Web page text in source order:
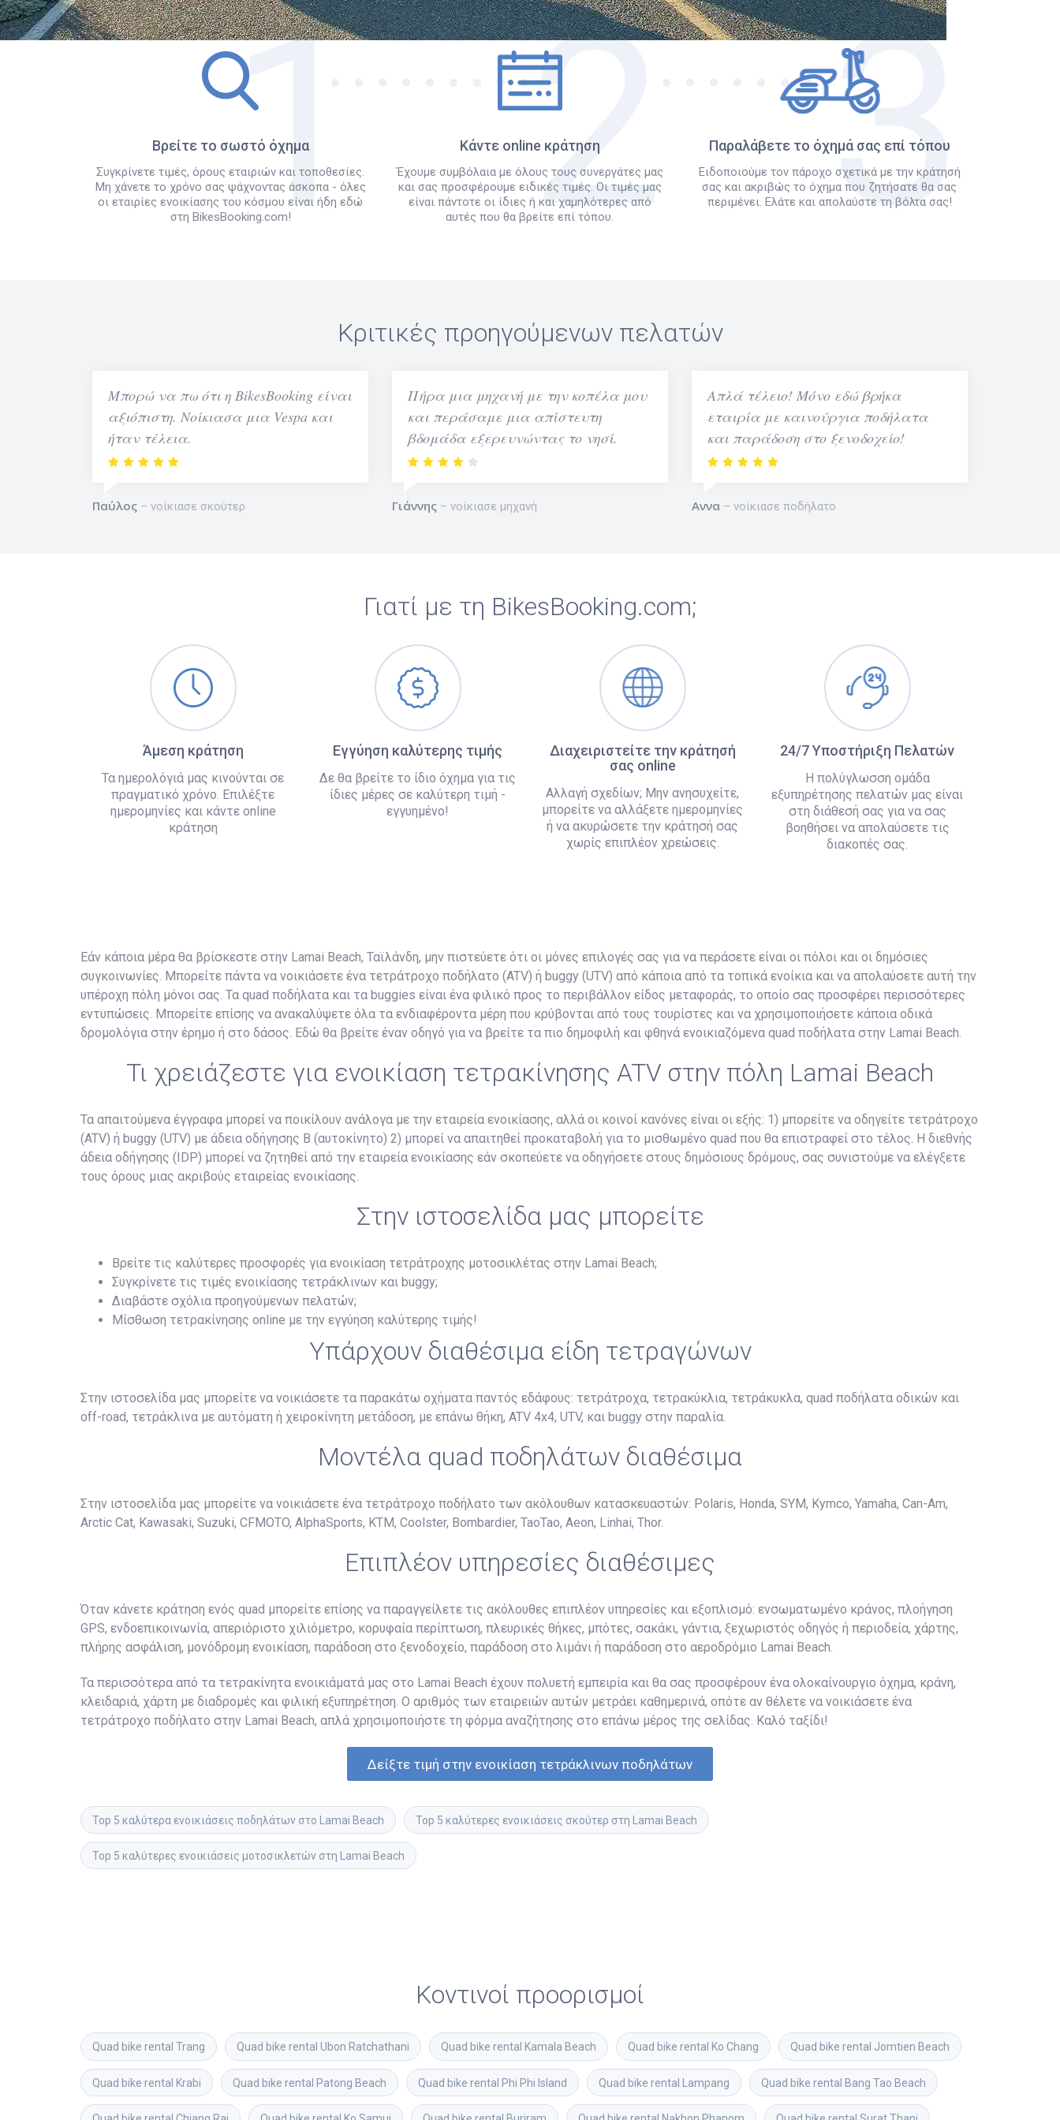
Πώς λειτουργεί
Βρείτε το σωστό όχημα
Συγκρίνετε τιμές, όρους εταιριών και τοποθεσίες.
Μη χάνετε το χρόνο σας ψάχνοντας άσκοπα - όλες
οι εταιρίες ενοικίασης του κόσμου είναι ήδη εδώ
στη BikesBooking.com!
Κάντε online κράτηση
Έχουμε συμβόλαια με όλους τους συνεργάτες μας
και σας προσφέρουμε ειδικές τιμές. Οι τιμές μας
είναι πάντοτε οι ίδιες ή και χαμηλότερες από
αυτές που θα βρείτε επί τόπου.
Παραλάβετε το όχημά σας επί τόπου
Ειδοποιούμε τον πάροχο σχετικά με την κράτησή
σας και ακριβώς το όχημα που ζητήσατε θα σας
περιμένει. Ελάτε και απολαύστε τη βόλτα σας!
Κριτικές προηγούμενων πελατών
Μπορώ να πω ότι η BikesBooking είναι
αξιόπιστη. Νοίκιασα μια Vespa και
ήταν τέλεια.
Παύλος νοίκιασε σκούτερ
Πήρα μια μηχανή με την κοπέλα μου
και περάσαμε μια απίστευτη
βδομάδα εξερευνώντας το νησί.
Γιάννης νοίκιασε μηχανή
Απλά τέλειο! Μόνο εδώ βρήκα
εταιρία με καινούργια ποδήλατα
και παράδοση στο ξενοδοχείο!
Αννα νοίκιασε ποδήλατο
Γιατί με τη BikesBooking.com;
Άμεση κράτηση
Τα ημερολόγιά μας κινούνται σε
πραγματικό χρόνο. Επιλέξτε
ημερομηνίες και κάντε online
κράτηση
Εγγύηση καλύτερης τιμής
Δε θα βρείτε το ίδιο όχημα για τις
ίδιες μέρες σε καλύτερη τιμή -
εγγυημένο!
Διαχειριστείτε την κράτησή
σας online
Αλλαγή σχεδίων; Μην ανησυχείτε,
μπορείτε να αλλάξετε ημερομηνίες
ή να ακυρώσετε την κράτησή σας
χωρίς επιπλέον χρεώσεις.
24/7 Υποστήριξη Πελατών
Η πολύγλωσση ομάδα
εξυπηρέτησης πελατών μας είναι
στη διάθεσή σας για να σας
βοηθήσει να απολαύσετε τις
διακοπές σας.
Εάν κάποια μέρα θα βρίσκεστε στην Lamai Beach, Ταϊλάνδη, μην πιστεύετε ότι οι μόνες επιλογές σας για να περάσετε είναι οι πόλοι και οι δημόσιες
συγκοινωνίες. Μπορείτε πάντα να νοικιάσετε ένα τετράτροχο ποδήλατο (ATV) ή buggy (UTV) από κάποια από τα τοπικά ενοίκια και να απολαύσετε αυτή την
υπέροχη πόλη μόνοι σας. Τα quad ποδήλατα και τα buggies είναι ένα φιλικό προς το περιβάλλον είδος μεταφοράς, το οποίο σας προσφέρει περισσότερες
εντυπώσεις. Μπορείτε επίσης να ανακαλύψετε όλα τα ενδιαφέροντα μέρη που κρύβονται από τους τουρίστες και να χρησιμοποιήσετε κάποια οδικά
δρομολόγια στην έρημο ή στο δάσος. Εδώ θα βρείτε έναν οδηγό για να βρείτε τα πιο δημοφιλή και φθηνά ενοικιαζόμενα quad ποδήλατα στην Lamai Beach.
Τι χρειάζεστε για ενοικίαση τετρακίνησης ATV στην πόλη Lamai Beach
Τα απαιτούμενα έγγραφα μπορεί να ποικίλουν ανάλογα με την εταιρεία ενοικίασης, αλλά οι κοινοί κανόνες είναι οι εξής: 1) μπορείτε να οδηγείτε τετράτροχο
(ATV) ή buggy (UTV) με άδεια οδήγησης B (αυτοκίνητο) 2) μπορεί να απαιτηθεί προκαταβολή για το μισθωμένο quad που θα επιστραφεί στο τέλος. Η διεθνής
άδεια οδήγησης (IDP) μπορεί να ζητηθεί από την εταιρεία ενοικίασης εάν σκοπεύετε να οδηγήσετε στους δημόσιους δρόμους, σας συνιστούμε να ελέγξετε
τους όρους μιας ακριβούς εταιρείας ενοικίασης.
Στην ιστοσελίδα μας μπορείτε
Βρείτε τις καλύτερες προσφορές για ενοικίαση τετράτροχης μοτοσικλέτας στην Lamai Beach;
Συγκρίνετε τις τιμές ενοικίασης τετράκλινων και buggy;
Διαβάστε σχόλια προηγούμενων πελατών;
Μίσθωση τετρακίνησης online με την εγγύηση καλύτερης τιμής!
Υπάρχουν διαθέσιμα είδη τετραγώνων
Στην ιστοσελίδα μας μπορείτε να νοικιάσετε τα παρακάτω οχήματα παντός εδάφους: τετράτροχα, τετρακύκλια, τετράκυκλα, quad ποδήλατα οδικών και
off-road, τετράκλινα με αυτόματη ή χειροκίνητη μετάδοση, με επάνω θήκη, ATV 4x4, UTV, και buggy στην παραλία.
Μοντέλα quad ποδηλάτων διαθέσιμα
Στην ιστοσελίδα μας μπορείτε να νοικιάσετε ένα τετράτροχο ποδήλατο των ακόλουθων κατασκευαστών: Polaris, Honda, SYM, Kymco, Yamaha, Can-Am,
Arctic Cat, Kawasaki, Suzuki, CFMOTO, AlphaSports, KTM, Coolster, Bombardier, TaoTao, Aeon, Linhai, Thor.
Επιπλέον υπηρεσίες διαθέσιμες
Όταν κάνετε κράτηση ενός quad μπορείτε επίσης να παραγγείλετε τις ακόλουθες επιπλέον υπηρεσίες και εξοπλισμό: ενσωματωμένο κράνος, πλοήγηση
GPS, ενδοεπικοινωνία, απεριόριστο χιλιόμετρο, κορυφαία περίπτωση, πλευρικές θήκες, μπότες, σακάκι, γάντια, ξεχωριστός οδηγός ή περιοδεία, χάρτης,
πλήρης ασφάλιση, μονόδρομη ενοικίαση, παράδοση στο ξενοδοχείο, παράδοση στο λιμάνι ή παράδοση στο αεροδρόμιο Lamai Beach.
Τα περισσότερα από τα τετρακίνητα ενοικιάματά μας στο Lamai Beach έχουν πολυετή εμπειρία και θα σας προσφέρουν ένα ολοκαίνουργιο όχημα, κράνη,
κλειδαριά, χάρτη με διαδρομές και φιλική εξυπηρέτηση. Ο αριθμός των εταιρειών αυτών μετράει καθημερινά, οπότε αν θέλετε να νοικιάσετε ένα
τετράτροχο ποδήλατο στην Lamai Beach, απλά χρησιμοποιήστε τη φόρμα αναζήτησης στο επάνω μέρος της σελίδας. Καλό ταξίδι!
Δείξτε τιμή στην ενοικίαση τετράκλινων ποδηλάτων
Top 5 καλύτερα ενοικιάσεις ποδηλάτων στο Lamai Beach Top 5 καλύτερες ενοικιάσεις σκούτερ στη Lamai Beach
Top 5 καλύτερες ενοικιάσεις μοτοσικλετών στη Lamai Beach
Κοντινοί προορισμοί
Quad bike rental Trang Quad bike rental Ubon Ratchathani Quad bike rental Kamala Beach Quad bike rental Ko Chang Quad bike rental Jomtien Beach
Quad bike rental Krabi Quad bike rental Patong Beach Quad bike rental Phi Phi Island Quad bike rental Lampang Quad bike rental Bang Tao Beach